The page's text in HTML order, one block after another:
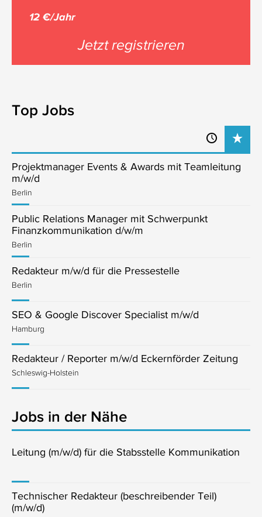
12 €/Jahr
Jetzt registrieren
Top Jobs
Projektmanager Events & Awards mit Teamleitung
m/w/d
Berlin
Public Relations Manager mit Schwerpunkt
Finanzkommunikation d/w/m
Berlin
Redakteur m/w/d für die Pressestelle
Berlin
SEO & Google Discover Specialist m/w/d
Hamburg
Redakteur / Reporter m/w/d Eckernförder Zeitung
Schleswig-Holstein
Jobs in der Nähe
Leitung (m/w/d) für die Stabsstelle Kommunikation
Technischer Redakteur (beschreibender Teil)
(m/w/d)